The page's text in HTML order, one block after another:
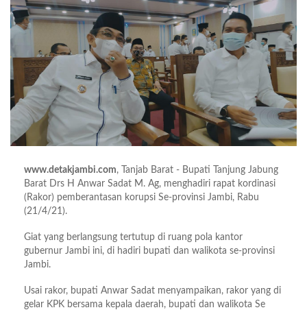
www.detakjambi.com, Tanjab Barat - Bupati Tanjung Jabung
Barat Drs H Anwar Sadat M. Ag, menghadiri rapat kordinasi
(Rakor) pemberantasan korupsi Se-provinsi Jambi, Rabu
(21/4/21).
Giat yang berlangsung tertutup di ruang pola kantor
gubernur Jambi ini, di hadiri bupati dan walikota se-provinsi
Jambi.
Usai rakor, bupati Anwar Sadat menyampaikan, rakor yang di
gelar KPK bersama kepala daerah, bupati dan walikota Se